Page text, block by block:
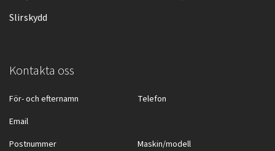
Slirskydd
Kontakta oss